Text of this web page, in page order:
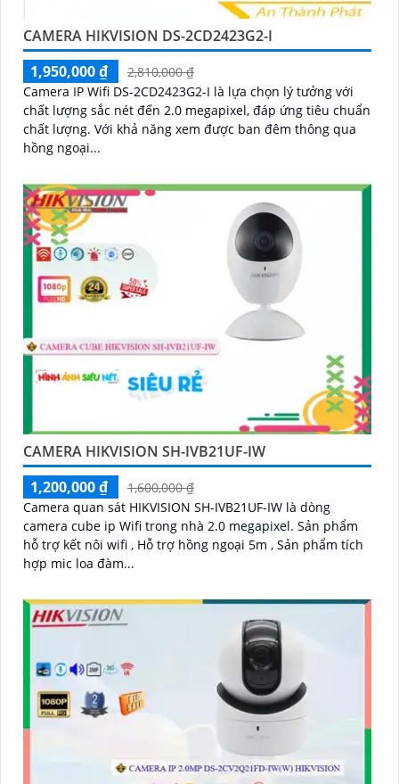
CAMERA HIKVISION DS-2CD2423G2-I
1,950,000 ₫
2,810,000 ₫
Camera IP Wifi DS-2CD2423G2-I là lựa chọn lý tưởng với
chất lượng sắc nét đến 2.0 megapixel, đáp ứng tiêu chuẩn
chất lượng. Với khả năng xem được ban đêm thông qua
hồng ngoại...
CAMERA HIKVISION SH-IVB21UF-IW
1,200,000 ₫
1,600,000 ₫
Camera quan sát HIKVISION SH-IVB21UF-IW là dòng
camera cube ip Wifi trong nhà 2.0 megapixel. Sản phẩm
hỗ trợ kết nôi wifi , Hỗ trợ hồng ngoại 5m , Sản phẩm tích
hợp mic loa đàm...